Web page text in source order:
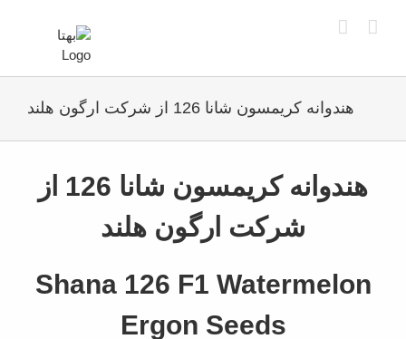
هندوانه کریمسون شانا 126 از شرکت ارگون هلند
Larger
Image
هندوانه کریمسون شانا 126 از
شرکت ارگون هلند
Shana 126 F1 Watermelon
Ergon Seeds